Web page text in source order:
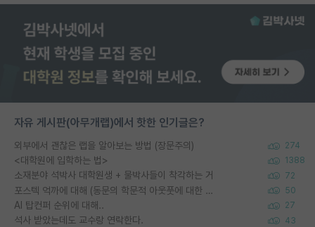
자유 게시판(아무개랩)에서 핫한 인기글은?
외부에서 괜찮은 랩을 알아보는 방법 (장문주의) 274
<대학원에 입학하는 법> 1388
소재분야 석박사 대학원생 + 물박사들이 착각하는 거 72
포스텍 억까에 대해 (동문의 학문적 아웃풋에 대한 반박) 50
AI 탑컨퍼 순위에 대해.. 27
석사 받았는데도 교수랑 연락한다. 43